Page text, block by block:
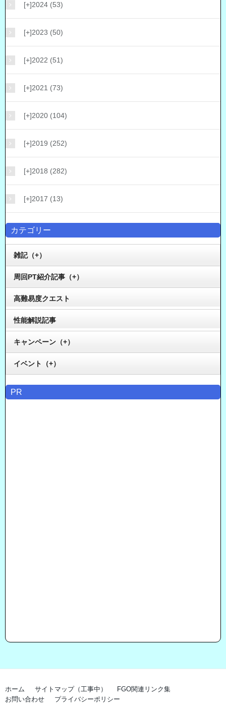
[+]2024 (53)
[+]2023 (50)
[+]2022 (51)
[+]2021 (73)
[+]2020 (104)
[+]2019 (252)
[+]2018 (282)
[+]2017 (13)
カテゴリー
雑記（+）
周回PT紹介記事（+）
高難易度クエスト
性能解説記事
キャンペーン（+）
イベント（+）
PR
ホーム サイトマップ（工事中）
FGO関連リンク集
お問い合わせ
プライバシーポリシー